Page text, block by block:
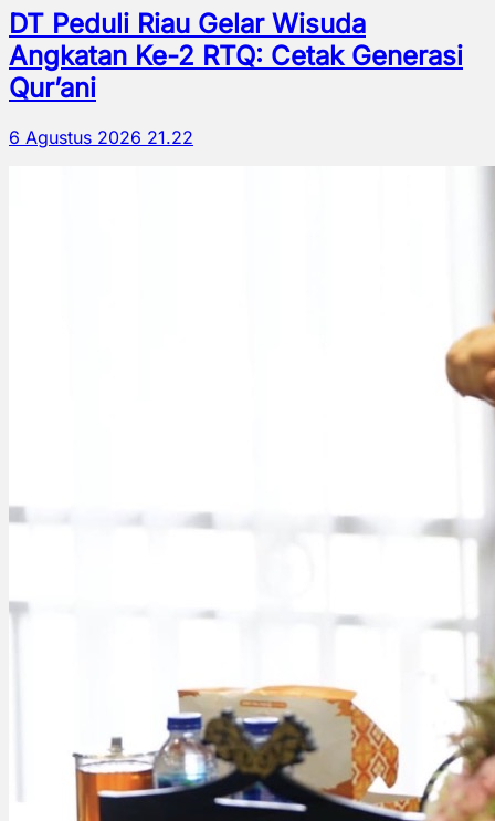
DT Peduli Riau Gelar Wisuda
Angkatan Ke-2 RTQ: Cetak Generasi
Qur’ani
6 Agustus 2026 21.22